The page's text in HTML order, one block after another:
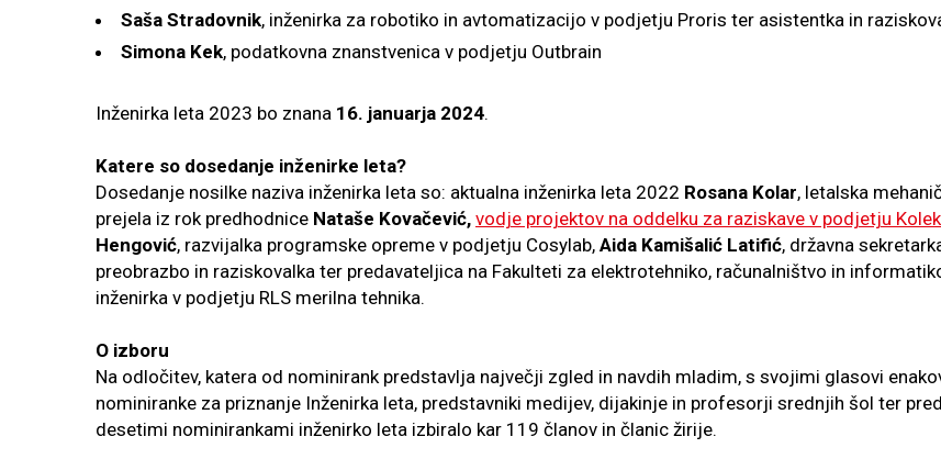
Saša Stradovnik, inženirka za robotiko in avtomatizacijo v podjetju Proris ter asistentka in
Simona Kek, podatkovna znanstvenica v podjetju Outbrain
Inženirka leta 2023 bo znana 16. januarja 2024.
Katere so dosedanje inženirke leta?
Dosedanje nosilke naziva inženirka leta so: aktualna inženirka leta 2022 Rosana Kolar, letalska
prejela iz rok predhodnice Nataše Kovačević, vodje projektov na oddelku za raziskave v podjetju
Hengović, razvijalka programske opreme v podjetju Cosylab, Aida Kamišalić Latifić, državna
preobrazbo in raziskovalka ter predavateljica na Fakulteti za elektrotehniko, računalništvo in
inženirka v podjetju RLS merilna tehnika.
O izboru
Na odločitev, katera od nominirank predstavlja največji zgled in navdih mladim, s svojimi glasovi
nominiranke za priznanje Inženirka leta, predstavniki medijev, dijakinje in profesorji srednjih šol ter
desetimi nominirankami inženirko leta izbiralo kar 119 članov in članic žirije.